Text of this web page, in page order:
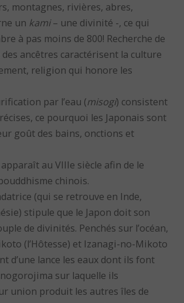
montagnes, rivières, abres,
un kami– une divinité -, ce qui
à pas moins de 800! Recherche de
ancêtres caractérisent la culture
religion qui honore les
par l’eau (misogi) consistent
ce pourquoi les Japonais sont
goût des bains, onctions et
apparaît au VIIIe siècle afin de le
chinois.
(qui se retrouve en Inde,
stipule que le Japon doit son
de divinités. Penchés sur l’océan,
(l’Hôtesse) et Izanagi-no-Mikoto
d’une lance les eaux dont ils font
sur laquelle ils
union produit les autres îles de